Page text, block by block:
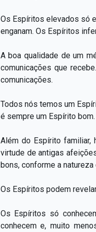
Os Espíritos elevados só
enganam. Os Espíritos
A boa qualidade de um
comunicações que
comunicações.
Todos nós temos um
é sempre um Espírito bom.
Além do Espírito
virtude de antigas
bons, conforme a natureza
Os Espíritos podem
Os Espíritos só
conhecem e, muito